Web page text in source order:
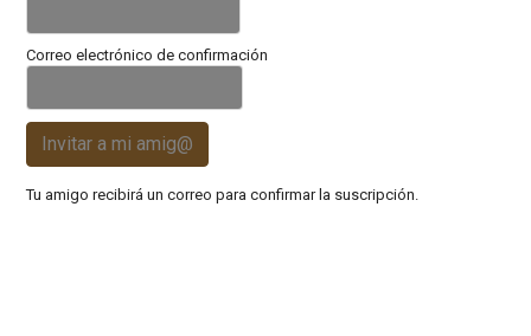
Correo electrónico de confirmación
Invitar a mi amig@
Tu amigo recibirá un correo para confirmar la suscripción.